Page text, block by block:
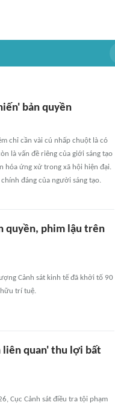
bản quyền
chỉ cần vài cú nhấp chuột là có
là vấn đề riêng của giới sáng tạo
hóa ứng xử trong xã hội hiện đại.
đáng của người sáng tạo.
quyền, phim lậu trên
Cảnh sát kinh tế đã khởi tố 90
hữu trí tuệ.
liên quan' thu lợi bất
Cục Cảnh sát điều tra tội phạm